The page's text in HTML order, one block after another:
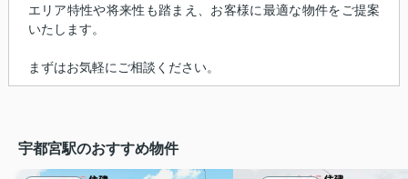
エリア特性や将来性も踏まえ、お客様に最適な物件をご提案
いたします。
まずはお気軽にご相談ください。
宇都宮駅のおすすめ物件